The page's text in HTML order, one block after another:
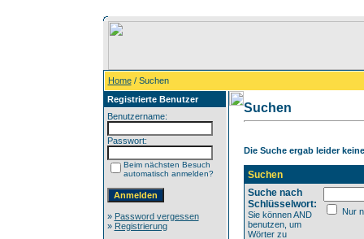
Home/ Suchen
Registrierte Benutzer
Benutzername:
Passwort:
Beim nächsten Besuch
automatisch anmelden?
» Password vergessen
» Registrierung
Suchen
Die Suche ergab leider
Suchen
Suche nach
Schlüsselwort:
Sie können AND
benutzen, um
Wörter zu
Nur